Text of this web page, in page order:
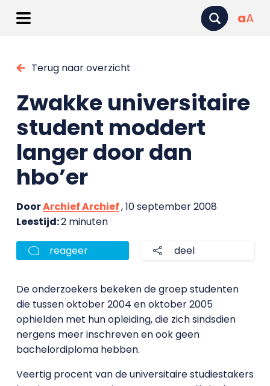
aA
Terug naar overzicht
Zwakke universitaire
student moddert
langer door dan
hbo’er
DoorArchief Archief, 10 september 2008
Leestijd:2 minuten
reageer deel
De onderzoekers bekeken de groep studenten
die tussen oktober 2004 en oktober 2005
ophielden met hun opleiding, die zich sindsdien
nergens meer inschreven en ook geen
bachelordiploma hebben.
Veertig procent van de universitaire studiestakers